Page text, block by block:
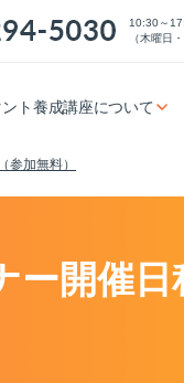
10:30～
（木曜日
ト養成講座について
参加無料）
ー開催日